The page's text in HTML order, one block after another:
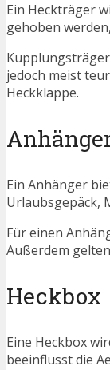
Ein Heckträger
gehoben
jedoch meist
Heckklappe.
Ein Anhänger
Urlaubsgepäck,
Für einen
Außerdem
Heckbox
Eine Heckbox
beeinflusst die